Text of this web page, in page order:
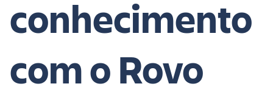
conhecimento
com o Rovo